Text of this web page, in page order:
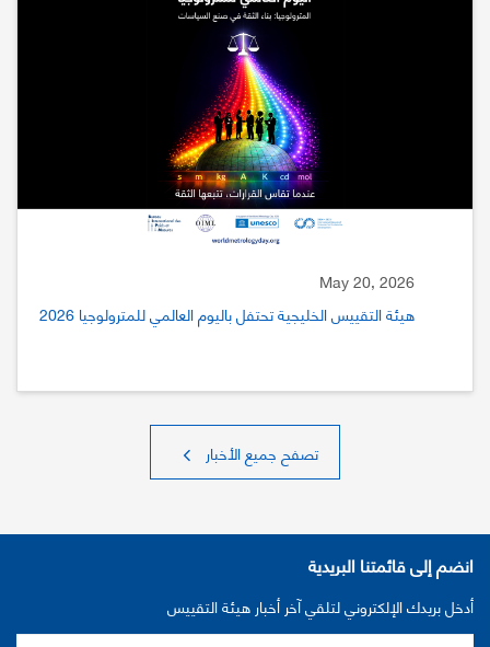
May 20, 2026
هيئة التقييس الخليجية تحتفل باليوم العالمي للمترولوجيا 2026
تصفح جميع الأخبار
انضم إلى قائمتنا البريدية
أدخل بريدك الإلكتروني لتلقي آخر أخبار هيئة التقييس